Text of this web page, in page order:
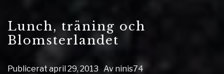
Lunch, träning och
Blomsterlandet
Publiceratapril 29, 2013 Av ninis74